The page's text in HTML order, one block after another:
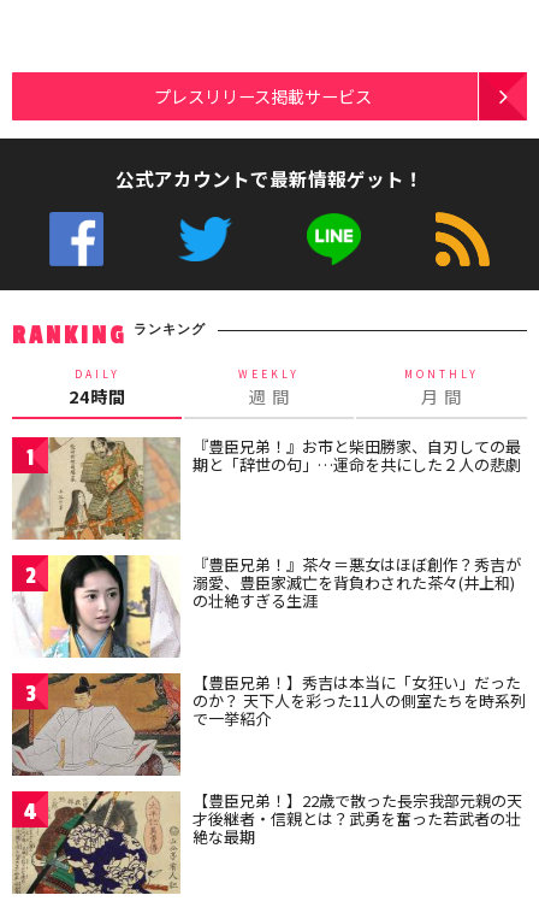
プレスリリース掲載サービス
公式アカウントで最新情報ゲット！
RANKING ランキング
DAILY
24時間
WEEKLY
週 間
MONTHLY
月 間
1 『豊臣兄弟！』お市と柴田勝家、自刃しての最
期と「辞世の句」…運命を共にした２人の悲劇
2 『豊臣兄弟！』茶々＝悪女はほぼ創作？秀吉が
溺愛、豊臣家滅亡を背負わされた茶々(井上和)
の壮絶すぎる生涯
3 【豊臣兄弟！】秀吉は本当に「女狂い」だった
のか？ 天下人を彩った11人の側室たちを時系列
で一挙紹介
4 【豊臣兄弟！】22歳で散った長宗我部元親の天
才後継者・信親とは？武勇を奮った若武者の壮
絶な最期